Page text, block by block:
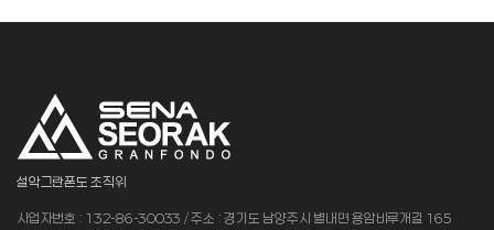
설악그란폰도 조직위
사업자번호 : 132-86-30033 / 주소 : 경기도 남양주시 별내면 용암비루개길 165